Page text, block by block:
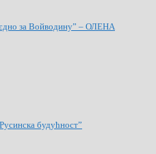
за Войводину” – ОЛЕНА
будућност”